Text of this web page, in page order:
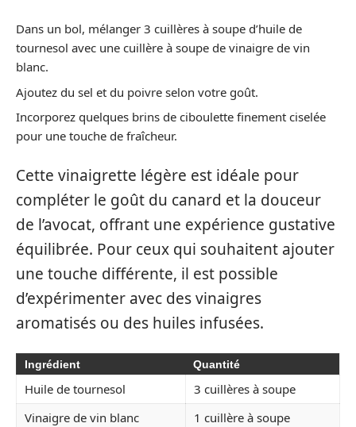
Dans un bol, mélanger 3 cuillères à soupe d’huile de
tournesol avec une cuillère à soupe de vinaigre de vin
blanc.
Ajoutez du sel et du poivre selon votre goût.
Incorporez quelques brins de ciboulette finement ciselée
pour une touche de fraîcheur.
Cette vinaigrette légère est idéale pour
compléter le goût du canard et la douceur
de l’avocat, offrant une expérience gustative
équilibrée. Pour ceux qui souhaitent ajouter
une touche différente, il est possible
d’expérimenter avec des vinaigres
aromatisés ou des huiles infusées.
Ingrédient Quantité
Huile de tournesol
3 cuillères à soupe
Vinaigre de vin blanc
1 cuillère à soupe